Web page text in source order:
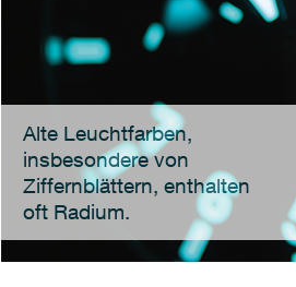
Alte Leuchtfarben,
insbesondere von
Ziffernblättern, enthalten
oft Radium.